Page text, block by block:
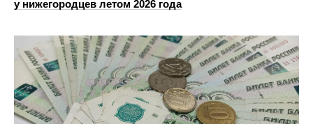
у нижегородцев летом 2026 года